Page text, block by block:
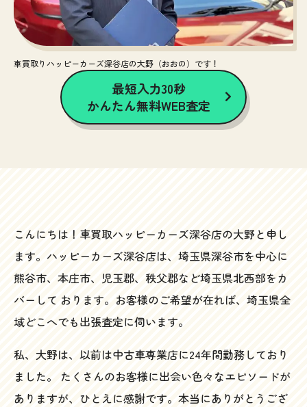
最短入力30秒
かんたん無料WEB査定
車買取りハッピーカーズ深谷店の大野（おおの）です！
こんにちは！車買取ハッピーカーズ深谷店の大野と申し
ます。ハッピーカーズ深谷店は、埼玉県深谷市を中心に
熊谷市、本庄市、児玉郡、秩父郡など埼玉県北西部をカ
バーして おります。お客様のご希望が在れば、埼玉県全
域どこへでも出張査定に伺います。
私、大野は、以前は中古車専業店に24年間勤務しており
ました。 たくさんのお客様に出会い色々なエピソードが
ありますが、ひとえに感謝です。本当にありがとうござ